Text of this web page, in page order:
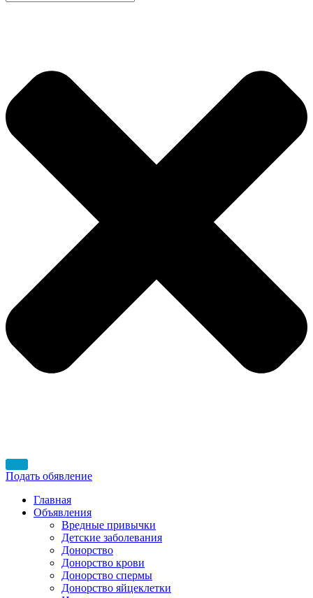
Подать обявление
Главная
Объявления
Вредные привычки
Детские заболевания
Донорство
Донорство крови
Донорство спермы
Донорство яйцеклетки